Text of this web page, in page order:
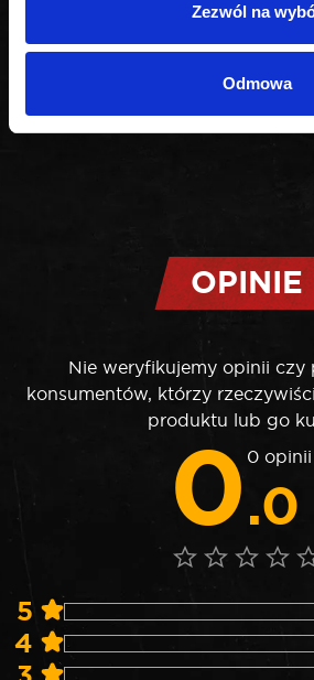
Zezwól na
Odmowa
OPINIE
Nie weryfikujemy opinii czy
konsumentów, którzy
produktu lub go
0.0
0 opinii
5
4